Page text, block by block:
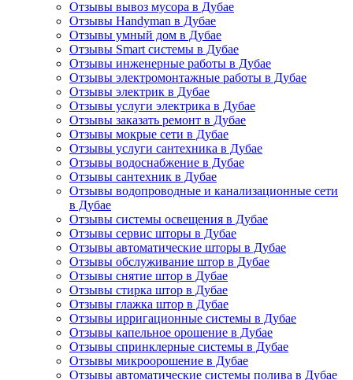
Отзывы вывоз мусора в Дубае
Отзывы Handyman в Дубае
Отзывы умный дом в Дубае
Отзывы Smart системы в Дубае
Отзывы инженерные работы в Дубае
Отзывы электромонтажные работы в Дубае
Отзывы электрик в Дубае
Отзывы услуги электрика в Дубае
Отзывы заказать ремонт в Дубае
Отзывы мокрые сети в Дубае
Отзывы услуги сантехника в Дубае
Отзывы водоснабжение в Дубае
Отзывы сантехник в Дубае
Отзывы водопроводные и канализационные сети
в Дубае
Отзывы системы освещения в Дубае
Отзывы сервис шторы в Дубае
Отзывы автоматические шторы в Дубае
Отзывы обслуживание штор в Дубае
Отзывы снятие штор в Дубае
Отзывы стирка штор в Дубае
Отзывы глажка штор в Дубае
Отзывы ирригационные системы в Дубае
Отзывы капельное орошение в Дубае
Отзывы спринклерные системы в Дубае
Отзывы микроорошение в Дубае
Отзывы автоматические системы полива в Дубае